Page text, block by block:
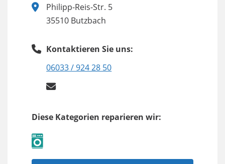
Philipp-Reis-Str. 5
35510 Butzbach
Kontaktieren Sie uns:
06033 / 924 28 50
Diese Kategorien reparieren wir: